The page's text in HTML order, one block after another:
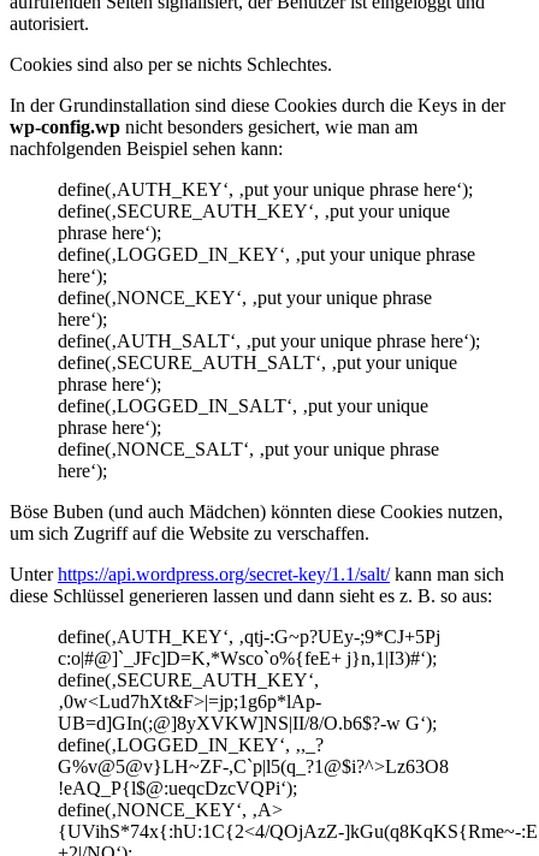
autorisiert.
Cookies sind also per se nichts Schlechtes.
In der Grundinstallation sind diese Cookies durch die Keys in der
wp-config.wp nicht besonders gesichert, wie man am
nachfolgenden Beispiel sehen kann:
define(‚AUTH_KEY‘, ‚put your unique phrase here‘);
define(‚SECURE_AUTH_KEY‘, ‚put your unique
phrase here‘);
define(‚LOGGED_IN_KEY‘, ‚put your unique phrase
here‘);
define(‚NONCE_KEY‘, ‚put your unique phrase
here‘);
define(‚AUTH_SALT‘, ‚put your unique phrase here‘);
define(‚SECURE_AUTH_SALT‘, ‚put your unique
phrase here‘);
define(‚LOGGED_IN_SALT‘, ‚put your unique
phrase here‘);
define(‚NONCE_SALT‘, ‚put your unique phrase
here‘);
Böse Buben (und auch Mädchen) könnten diese Cookies nutzen,
um sich Zugriff auf die Website zu verschaffen.
Unterhttps://api.wordpress.org/secret-key/1.1/salt/kann man sich
diese Schlüssel generieren lassen und dann sieht es z. B. so aus:
define(‚AUTH_KEY‘, ‚qtj-:G~p?UEy-;9*CJ+5Pj
c:o|#@]`_JFc]D=K,*Wsco`o%{feE+ j}n,1|I3)#‘);
define(‚SECURE_AUTH_KEY‘,
‚0w<Lud7hXt&F>|=jp;1g6p*lAp-
UB=d]GIn(;@]8yXVKW]NS|II/8/O.b6$?-w G‘);
define(‚LOGGED_IN_KEY‘, ‚,_?
G%v@5@v}LH~ZF-,C`p|l5(q_?1@$i?^>Lz63O8
!eAQ_P{l$@:ueqcDzcVQPi‘);
define(‚NONCE_KEY‘, ‚A>
{UVihS*74x{:hU:1C{2<4/QOjAzZ-]kGu(q8KqKS{Rme~-